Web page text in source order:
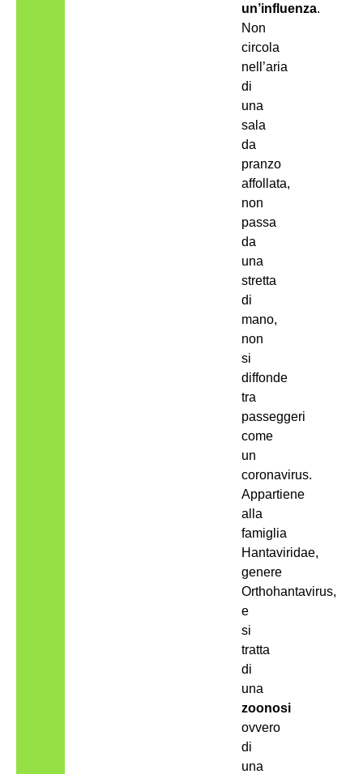
un’influenza.
Non
circola
nell’aria
di
una
sala
da
pranzo
affollata,
non
passa
da
una
stretta
di
mano,
non
si
diffonde
tra
passeggeri
come
un
coronavirus.
Appartiene
alla
famiglia
Hantaviridae,
genere
Orthohantavirus,
e
si
tratta
di
una
zoonosi
ovvero
di
una